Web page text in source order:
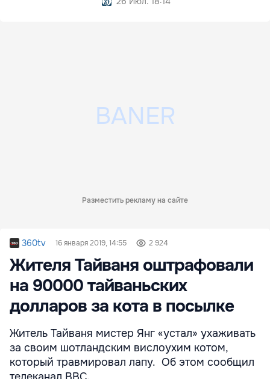
Разместить рекламу на сайте
360tv 16 января 2019, 14:55 2 924
Жителя Тайваня оштрафовали
на 90000 тайваньских
долларов за кота в посылке
Житель Тайваня мистер Янг «устал» ухаживать
за своим шотландским вислоухим котом,
который травмировал лапу. Об этом сообщил